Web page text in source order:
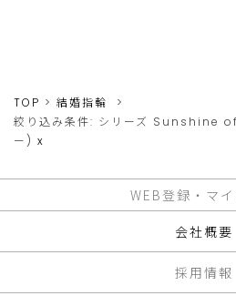
TOP
結婚指輪
絞り込み条件: シリーズ Sunshine
ー) x
WEB登録・マ
会社概要
採用情報